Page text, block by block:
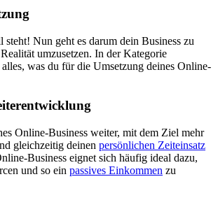
steht! Nun geht es darum dein Business zu
umzusetzen. In der Kategorie
was du für die Umsetzung deines Online-
Online-Business weiter, mit dem Ziel mehr
gleichzeitig deinen persönlichen Zeiteinsatz
Business eignet sich häufig ideal dazu,
und so ein passives Einkommen zu